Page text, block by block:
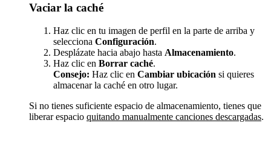
Vaciar la caché
Haz clic en tu imagen de perfil en la parte de arriba y
selecciona Configuración.
Desplázate hacia abajo hasta Almacenamiento.
Haz clic en Borrar caché.
Consejo: Haz clic en Cambiar ubicación si quieres
almacenar la caché en otro lugar.
Si no tienes suficiente espacio de almacenamiento, tienes que
liberar espacio quitando manualmente canciones descargadas.